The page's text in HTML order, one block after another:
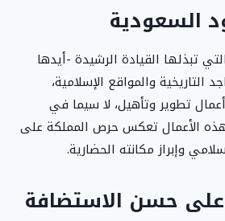
السعودية
تبذلها القيادة الرشيدة -أيدها
التاريخية والمواقع الإسلامية،
تطوير وتأهيل، لا سيما في
الأعمال تعكس حرص المملكة على
وإبراز مكانته الحضارية.
حسن الاستضافة